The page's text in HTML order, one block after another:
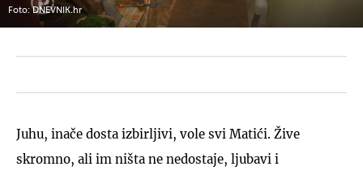
Foto: DNEVNIK.hr
Juhu, inače dosta izbirljivi, vole svi Matići. Žive
skromno, ali im ništa ne nedostaje, ljubavi i